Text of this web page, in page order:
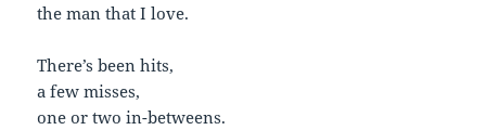
the man that I love.
There’s been hits,
a few misses,
one or two in-betweens.